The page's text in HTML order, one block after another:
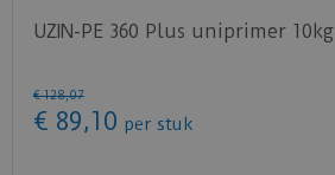
UZIN-PE 360 Plus uniprimer 10kg
€ 128,07
€ 89,10 per stuk